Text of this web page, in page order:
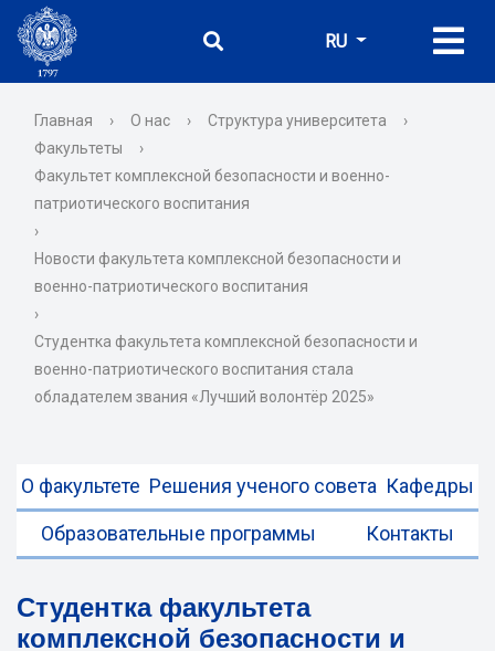
RU
Главная › О нас › Структура университета
›
Факультеты
›
Факультет комплексной безопасности и военно-
патриотического воспитания
›
Новости факультета комплексной безопасности и
военно-патриотического воспитания
›
Студентка факультета комплексной безопасности и
военно-патриотического воспитания стала
обладателем звания «Лучший волонтёр 2025»
О факультете Решения ученого совета Кафедры
Образовательные программы Контакты
Студентка факультета
комплексной безопасности и